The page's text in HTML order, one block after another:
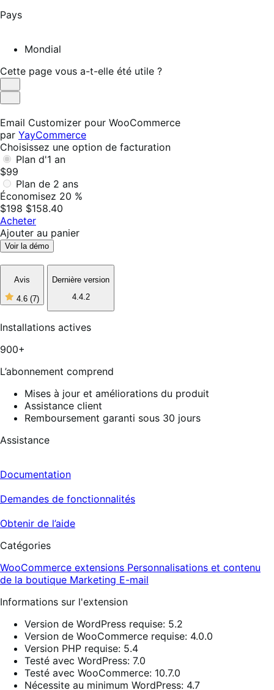
Pays
Mondial
Cette page vous a-t-elle été utile ?
Utile
Pas
Email Customizer pour WooCommerce
par YayCommerce
Choisissez une option de facturation
Plan d'1 an
$99
Plan de 2 ans
Économisez 20 %
$198 $158.40
Acheter
Ajouter au panier
Voir la démo
Avis
4.6 (7)
4
sur
avis
Dernière version
4.4.2
Installations actives
900+
L’abonnement comprend
Mises à jour et améliorations du produit
Assistance client
Remboursement garanti sous 30 jours
Assistance
Documentation
Demandes de fonctionnalités
Obtenir de l’aide
Catégories
WooCommerce extensions Personnalisations et contenu
de la boutique Marketing E-mail
Informations sur l'extension
Version de WordPress requise: 5.2
Version de WooCommerce requise: 4.0.0
Version PHP requise: 5.4
Testé avec WordPress: 7.0
Testé avec WooCommerce: 10.7.0
Nécessite au minimum WordPress: 4.7